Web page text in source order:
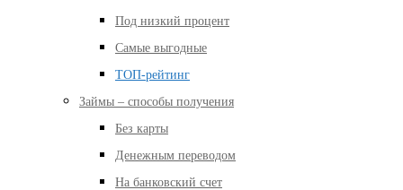
Под низкий процент
Самые выгодные
ТОП-рейтинг
Займы – способы получения
Без карты
Денежным переводом
На банковский счет